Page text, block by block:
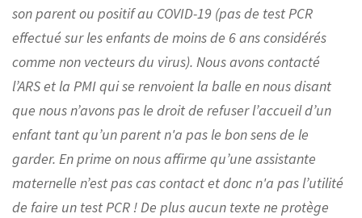
son parent ou positif au COVID-19 (pas de test PCR
effectué sur les enfants de moins de 6 ans considérés
comme non vecteurs du virus). Nous avons contacté
l’ARS et la PMI qui se renvoient la balle en nous disant
que nous n’avons pas le droit de refuser l’accueil d’un
enfant tant qu’un parent n'a pas le bon sens de le
garder. En prime on nous affirme qu’une assistante
maternelle n’est pas cas contact et donc n'a pas l’utilité
de faire un test PCR ! De plus aucun texte ne protège